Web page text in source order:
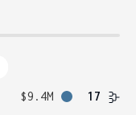
$9.4M
17